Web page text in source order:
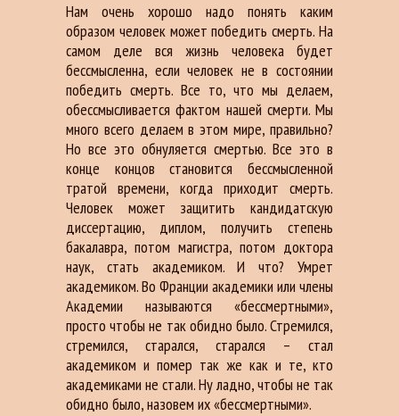
Нам очень хорошо надо понять каким
образом человек может победить смерть. На
самом деле вся жизнь человека будет
бессмысленна, если человек не в состоянии
победить смерть. Все то, что мы делаем,
обессмысливается фактом нашей смерти. Мы
много всего делаем в этом мире, правильно?
Но все это обнуляется смертью. Все это в
конце концов становится бессмысленной
тратой времени, когда приходит смерть.
Человек может защитить кандидатскую
диссертацию, диплом, получить степень
бакалавра, потом магистра, потом доктора
наук, стать академиком. И что? Умрет
академиком. Во Франции академики или члены
Академии называются «бессмертными»,
просто чтобы не так обидно было. Стремился,
стремился, старался, старался – стал
академиком и помер так же как и те, кто
академиками не стали. Ну ладно, чтобы не так
обидно было, назовем их «бессмертными».